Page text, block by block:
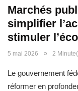
Marchés
simplifier
stimuler
5 mai 2026 2
Le gouvernement
réformer en